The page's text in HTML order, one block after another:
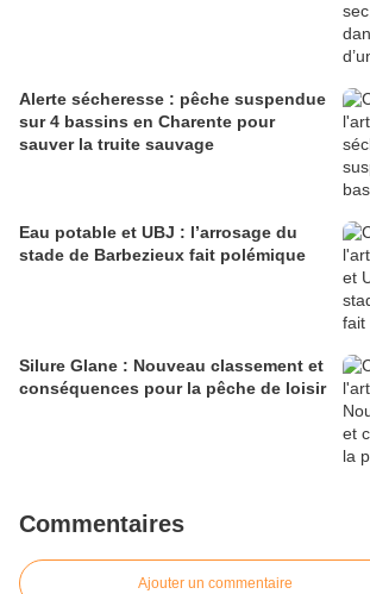
Alerte sécheresse : pêche suspendue
sur 4 bassins en Charente pour
sauver la truite sauvage
Eau potable et UBJ : l’arrosage du
stade de Barbezieux fait polémique
Silure Glane : Nouveau classement et
conséquences pour la pêche de loisir
Commentaires
Ajouter un commentaire